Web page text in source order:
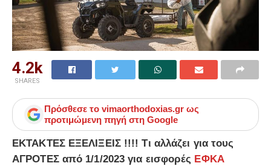
4.2k
SHARES
Πρόσθεσε το vimaorthodoxias.gr ως
προτιμώμενη πηγή στη Google
ΕΚΤΑΚΤΕΣ ΕΞΕΛΙΞΕΙΣ !!!! Τι αλλάζει για τους
ΑΓΡΟΤΕΣ από 1/1/2023 για εισφορές ΕΦΚΑ